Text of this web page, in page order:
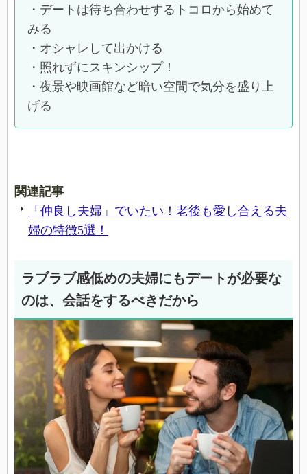
・デートは待ち合わせするトコロから始めて
みる
・オシャレして出かける
・照れずにスキンシップ！
・夜景や映画館など暗い空間で気分を盛り上
げる
関連記事
「仲良し夫婦」でいたい！老後も愛し合える夫
婦の特徴5選！
ラブラブ感低めの夫婦にもデートが必要な
のは、会話をするべきだから